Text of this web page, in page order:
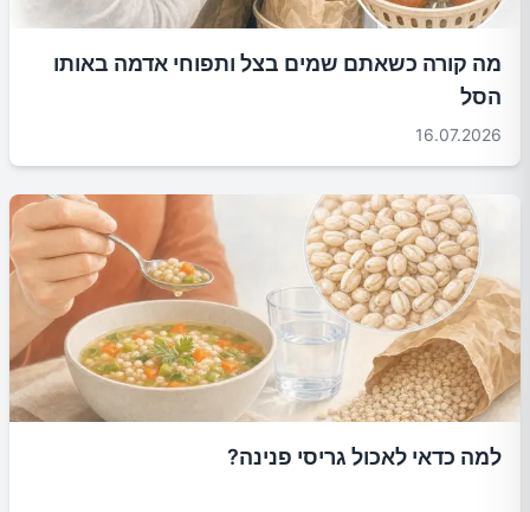
מה קורה כשאתם שמים בצל ותפוחי אדמה באותו
הסל
16.07.2026
למה כדאי לאכול גריסי פנינה?